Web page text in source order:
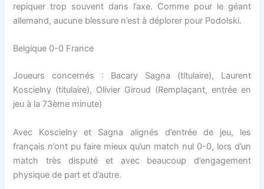
repiquer trop souvent dans l’axe. Comme pour le géant
allemand, aucune blessure n’est à déplorer pour Podolski.
Belgique 0-0 France
Joueurs concernés : Bacary Sagna (titulaire), Laurent
Koscielny (titulaire), Olivier Giroud (Remplaçant, entrée en
jeu à la 73ème minute)
Avec Koscielny et Sagna alignés d’entrée de jeu, les
français n’ont pu faire mieux qu’un match nul 0-0, lors d’un
match très disputé et avec beaucoup d’engagement
physique de part et d’autre.